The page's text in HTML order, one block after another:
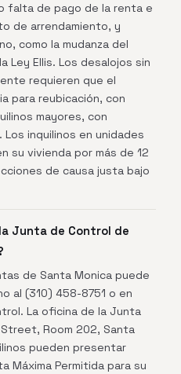
falta de pago de la renta e
de arrendamiento, y
como la mudanza del
Ley Ellis. Los desalojos sin
requieren que el
para reubicación, con
mayores, con
inquilinos en unidades
su vivienda por más de 12
de causa justa bajo
Junta de Control de
de Santa Monica puede
al (310) 458-8751 o en
La oficina de la Junta
Room 202, Santa
pueden presentar
Máxima Permitida para su